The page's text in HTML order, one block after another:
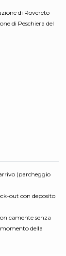
di Rovereto
di Peschiera del
(parcheggio
out con deposito
senza
della